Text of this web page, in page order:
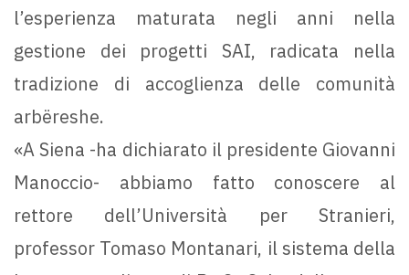
l’esperienza maturata negli anni nella
gestione dei progetti SAI, radicata nella
tradizione di accoglienza delle comunità
arbëreshe.
«A Siena -ha dichiarato il presidente Giovanni
Manoccio- abbiamo fatto conoscere al
rettore dell’Università per Stranieri,
professor Tomaso Montanari, il sistema della